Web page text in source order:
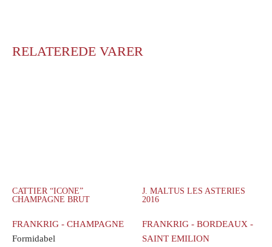
RELATEREDE VARER
CATTIER “ICONE”
CHAMPAGNE BRUT
FRANKRIG - CHAMPAGNE
Formidabel
J. MALTUS LES ASTERIES
2016
FRANKRIG - BORDEAUX -
SAINT EMILION